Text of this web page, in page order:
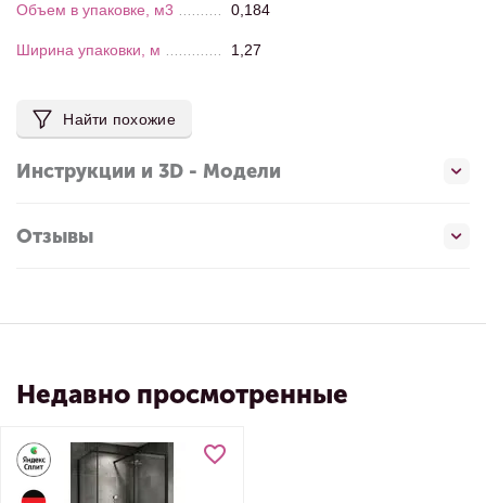
Объем в упаковке, м3 0,184
Ширина упаковки, м 1,27
Найти похожие
Инструкции и 3D - Модели
Отзывы
Недавно просмотренные